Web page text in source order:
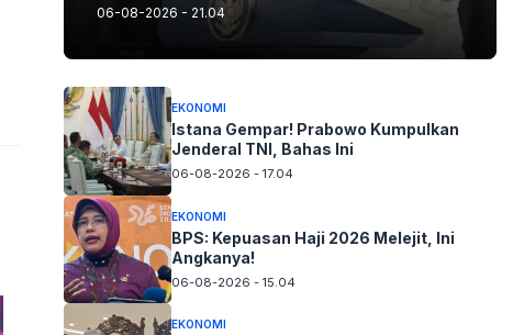
06-08-2026 - 21.04
EKONOMI
Istana Gempar! Prabowo Kumpulkan
Jenderal TNI, Bahas Ini
06-08-2026 - 17.04
EKONOMI
BPS: Kepuasan Haji 2026 Melejit, Ini
Angkanya!
06-08-2026 - 15.04
EKONOMI